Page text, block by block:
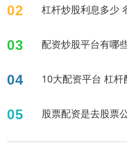
02 杠杆炒股利息多少
03 配资炒股平台有哪
04 10大配资平台 杠
05 股票配资是去股票